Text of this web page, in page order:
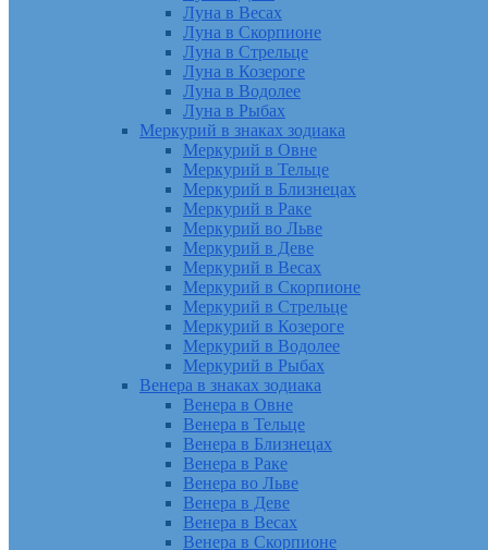
Луна в Весах
Луна в Скорпионе
Луна в Стрельце
Луна в Козероге
Луна в Водолее
Луна в Рыбах
Меркурий в знаках зодиака
Меркурий в Овне
Меркурий в Тельце
Меркурий в Близнецах
Меркурий в Раке
Меркурий во Льве
Меркурий в Деве
Меркурий в Весах
Меркурий в Скорпионе
Меркурий в Стрельце
Меркурий в Козероге
Меркурий в Водолее
Меркурий в Рыбах
Венера в знаках зодиака
Венера в Овне
Венера в Тельце
Венера в Близнецах
Венера в Раке
Венера во Льве
Венера в Деве
Венера в Весах
Венера в Скорпионе